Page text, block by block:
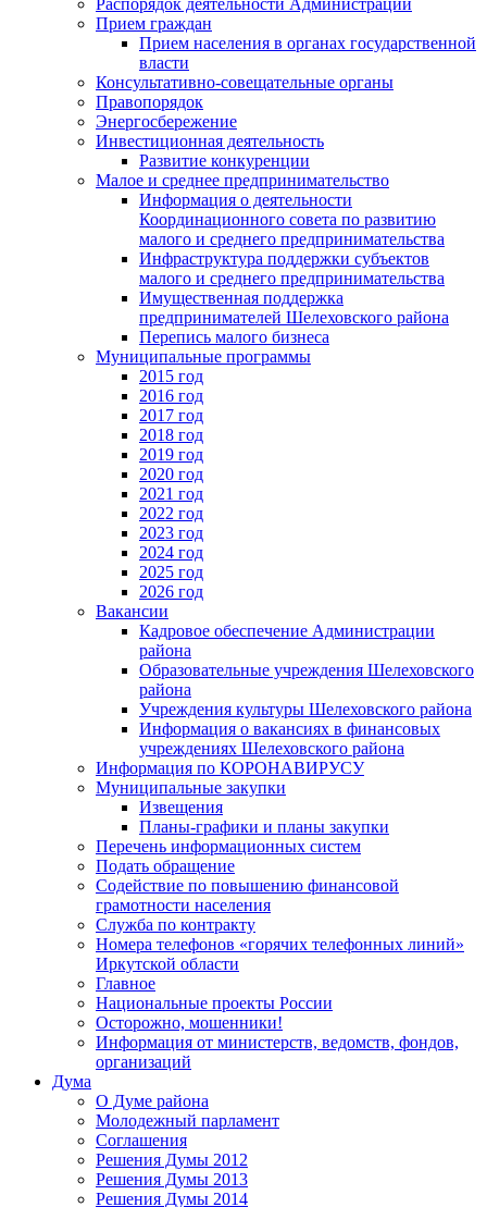
Прием граждан
Прием населения в органах государственной
власти
Консультативно-совещательные органы
Правопорядок
Энергосбережение
Инвестиционная деятельность
Развитие конкуренции
Малое и среднее предпринимательство
Информация о деятельности
Координационного совета по развитию
малого и среднего предпринимательства
Инфраструктура поддержки субъектов
малого и среднего предпринимательства
Имущественная поддержка
предпринимателей Шелеховского района
Перепись малого бизнеса
Муниципальные программы
2015 год
2016 год
2017 год
2018 год
2019 год
2020 год
2021 год
2022 год
2023 год
2024 год
2025 год
2026 год
Вакансии
Кадровое обеспечение Администрации
района
Образовательные учреждения Шелеховского
района
Учреждения культуры Шелеховского района
Информация о вакансиях в финансовых
учреждениях Шелеховского района
Информация по КОРОНАВИРУСУ
Муниципальные закупки
Извещения
Планы-графики и планы закупки
Перечень информационных систем
Подать обращение
Содействие по повышению финансовой
грамотности населения
Служба по контракту
Номера телефонов «горячих телефонных линий»
Иркутской области
Главное
Национальные проекты России
Осторожно, мошенники!
Информация от министерств, ведомств, фондов,
организаций
Дума
О Думе района
Молодежный парламент
Соглашения
Решения Думы 2012
Решения Думы 2013
Решения Думы 2014